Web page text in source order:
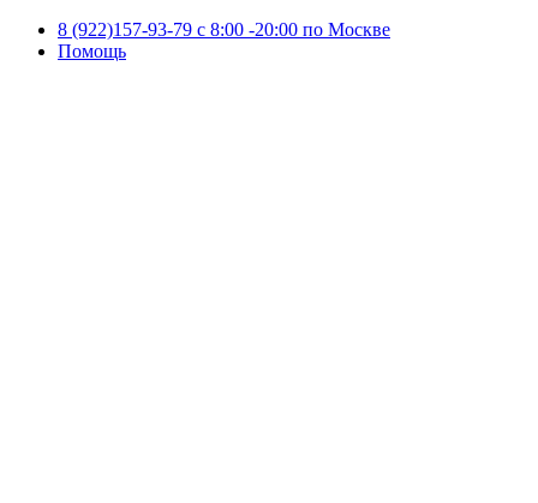
8 (922)157-93-79 c 8:00 -20:00 по Москве
Помощь